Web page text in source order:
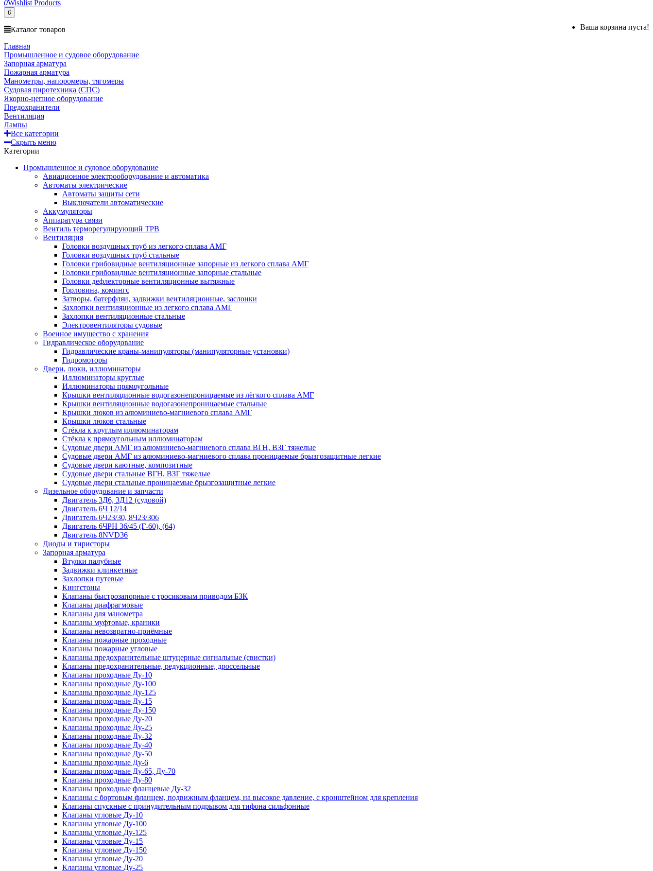
0Wishlist Products
0
Ваша корзина пуста!
Каталог товаров
Главная
Промышленное и судовое оборудование
Запорная арматура
Пожарная арматура
Манометры, напоромеры, тягомеры
Судовая пиротехника (СПС)
Якорно-цепное оборудование
Предохранители
Вентиляция
Лампы
Все категории
Скрыть меню
Категории
Промышленное и судовое оборудование
Авиационное электрооборудование и автоматика
Автоматы электрические
Автоматы защиты сети
Выключатели автоматические
Аккумуляторы
Аппаратура связи
Вентиль терморегулирующий ТРВ
Вентиляция
Головки воздушных труб из легкого сплава АМГ
Головки воздушных труб стальные
Головки грибовидные вентиляционные запорные из легкого сплава АМГ
Головки грибовидные вентиляционные запорные стальные
Головки дефлекторные вентиляционные вытяжные
Горловина, комингс
Затворы, батерфляи, задвижки вентиляционные, заслонки
Захлопки вентиляционные из легкого сплава АМГ
Захлопки вентиляционные стальные
Электровентиляторы судовые
Военное имущество с хранения
Гидравлическое оборудование
Гидравлические краны-манипуляторы (манипуляторные установки)
Гидромоторы
Двери, люки, иллюминаторы
Иллюминаторы круглые
Иллюминаторы прямоугольные
Крышки вентиляционные водогазонепроницаемые из лёгкого сплава АМГ
Крышки вентиляционные водогазонепроницаемые стальные
Крышки люков из алюминиево-магниевого сплава АМГ
Крышки люков стальные
Стёкла к круглым иллюминаторам
Стёкла к прямоугольным иллюминаторам
Судовые двери АМГ из алюминиево-магниевого сплава ВГН, ВЗГ тяжелые
Судовые двери АМГ из алюминиево-магниевого сплава проницаемые брызгозащитные легкие
Судовые двери каютные, композитные
Судовые двери стальные ВГН, ВЗГ тяжелые
Судовые двери стальные проницаемые брызгозащитные легкие
Дизельное оборудование и запчасти
Двигатель 3Д6, 3Д12 (судовой)
Двигатель 6Ч 12/14
Двигатель 6Ч23/30, 8Ч23/306
Двигатель 6ЧРН 36/45 (Г-60), (64)
Двигатель 8NVD36
Диоды и тиристоры
Запорная арматура
Втулки палубные
Задвижки клинкетные
Захлопки путевые
Кингстоны
Клапаны быстрозапорные с тросиковым приводом БЗК
Клапаны диафрагмовые
Клапаны для манометра
Клапаны муфтовые, краники
Клапаны невозвратно-приёмные
Клапаны пожарные проходные
Клапаны пожарные угловые
Клапаны предохранительные штуцерные сигнальные (свистки)
Клапаны предохранительные, редукционные, дроссельные
Клапаны проходные Ду-10
Клапаны проходные Ду-100
Клапаны проходные Ду-125
Клапаны проходные Ду-15
Клапаны проходные Ду-150
Клапаны проходные Ду-20
Клапаны проходные Ду-25
Клапаны проходные Ду-32
Клапаны проходные Ду-40
Клапаны проходные Ду-50
Клапаны проходные Ду-6
Клапаны проходные Ду-65, Ду-70
Клапаны проходные Ду-80
Клапаны проходные фланцевые Ду-32
Клапаны с бортовым фланцем, подвижным фланцем, на высокое давление, с кронштейном для крепления
Клапаны спускные с принудительным подрывом для тифона сильфонные
Клапаны угловые Ду-10
Клапаны угловые Ду-100
Клапаны угловые Ду-125
Клапаны угловые Ду-15
Клапаны угловые Ду-150
Клапаны угловые Ду-20
Клапаны угловые Ду-25